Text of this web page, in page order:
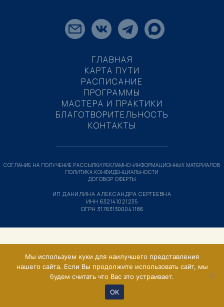
ГЛАВНАЯ
КАРТА ПУТИ
РАСПИСАНИЕ
ПРОГРАММЫ
МАСТЕРА И ПРАКТИКИ
БЛАГОТВОРИТЕЛЬНОСТЬ
КОНТАКТЫ
ИП ДАНИЛИНА АЛЕКСАНДРА СЕРГЕЕВНА
ИНН 632141021235
ОГРН 317631300041186
СОГЛАНИЕ НА ПОЛУЧЕНИЕ РАССЫЛКИ РЕКЛАМНО-ИНФОРМАЦИОННЫХ МАТЕРИАЛОВ
ПОЛИТИКА КОНФИДЕНЦИАЛЬНОСТИ
ДОГОВОР ОФЕРТЫ
Мы используем куки для наилучшего представления
нашего сайта. Если Вы продолжите использовать сайт, мы
будем считать что Вас это устраивает.
ОК